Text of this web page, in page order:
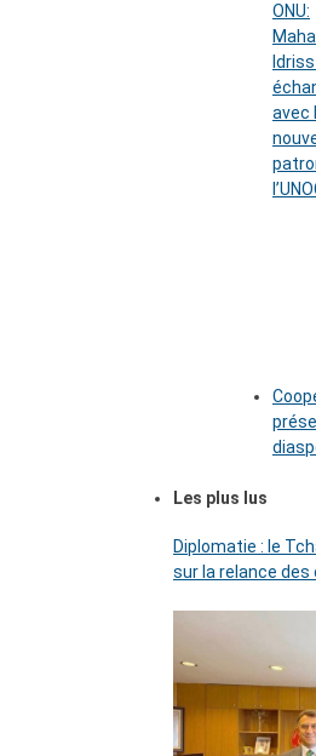
ONU:
avec
Les plus lus
Diplomatie : le
sur la relance